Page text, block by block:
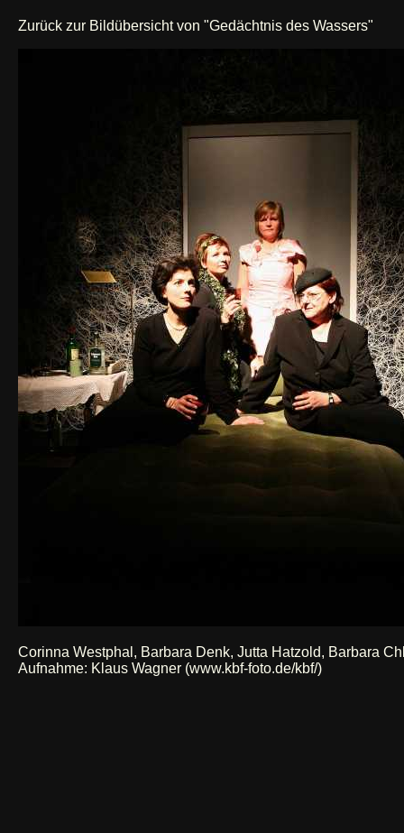
Zurück zur Bildübersicht von "Gedächtnis des Wassers"
Corinna Westphal, Barbara Denk, Jutta Hatzold, Barbara
Aufnahme: Klaus Wagner (www.kbf-foto.de/kbf/)